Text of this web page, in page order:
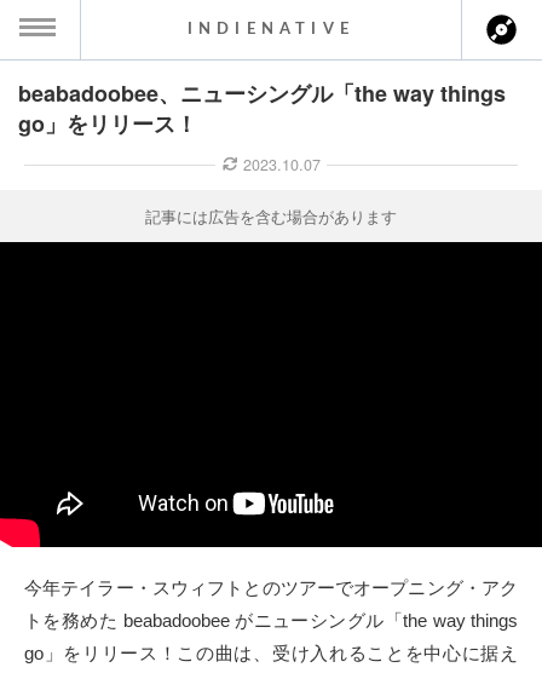
MENU
ト
クト
SOCIAL
INDIENATIVE
beabadoobee、ニューシングル「the way things
go」をリリース！
2023.10.07
記事には広告を含む場合があります
今年テイラー・スウィフトとのツアーでオープニング・アク
トを務めた beabadoobee がニューシングル「the way things
go」をリリース！この曲は、受け入れることを中心に据え